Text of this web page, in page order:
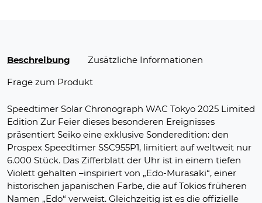
Beschreibung
Zusätzliche Informationen
Frage zum Produkt
Speedtimer Solar Chronograph WAC Tokyo 2025 Limited
Edition Zur Feier dieses besonderen Ereignisses
präsentiert Seiko eine exklusive Sonderedition: den
Prospex Speedtimer SSC955P1, limitiert auf weltweit nur
6.000 Stück. Das Zifferblatt der Uhr ist in einem tiefen
Violett gehalten –inspiriert von „Edo-Murasaki“, einer
historischen japanischen Farbe, die auf Tokios früheren
Namen „Edo“ verweist. Gleichzeitig ist es die offizielle